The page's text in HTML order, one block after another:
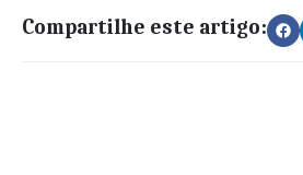
Compartilhe este artigo: